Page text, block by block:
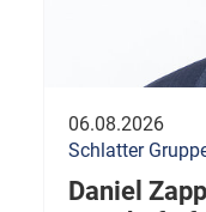
06.08.2026
Schlatter
Daniel